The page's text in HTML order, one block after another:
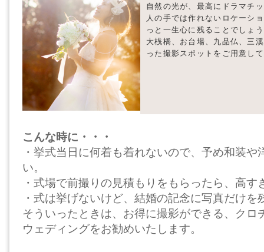
自然の光が、最高にドラマチ
人の手では作れないロケーシ
っと一生心に残ることでしょ
大桟橋、お台場、九品仏、三
った撮影スポットをご用意し
こんな時に・・・
・挙式当日に何着も着れないので、予め和装や
い。
・式場で前撮りの見積もりをもらったら、高す
・式は挙げないけど、結婚の記念に写真だけを
そういったときは、お得に撮影ができる、クロ
ウェディングをお勧めいたします。